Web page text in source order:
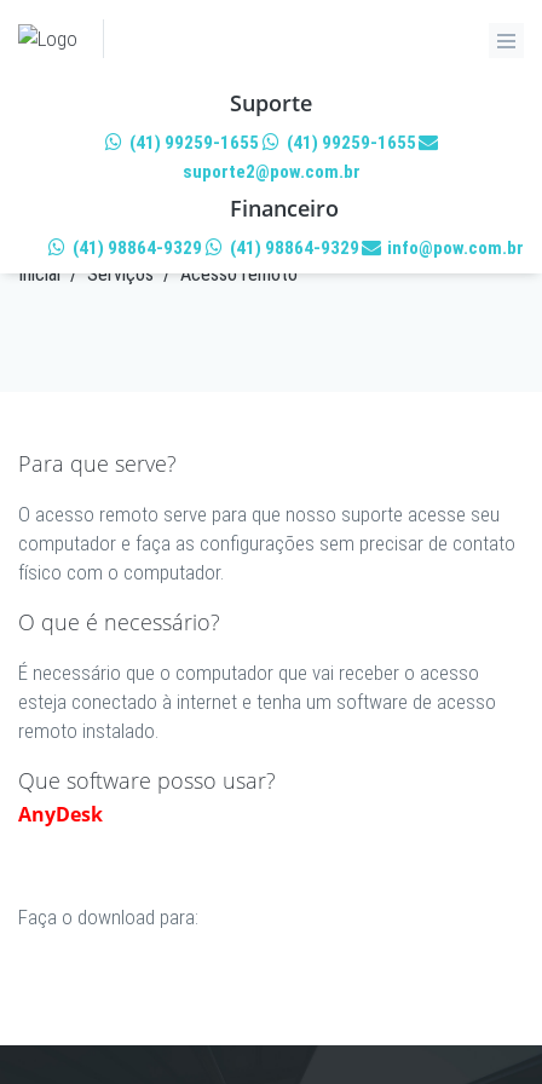
Suporte
(41) 99259-1655
(41) 99259-1655
suporte2@pow.com.br
Financeiro
(41) 98864-9329 (41) 98864-9329 info@pow.com.br
ACESSO REMOTO
Inicial / Serviços / Acesso remoto
Para que serve?
O acesso remoto serve para que nosso suporte acesse seu
computador e faça as configurações sem precisar de contato
físico com o computador.
O que é necessário?
É necessário que o computador que vai receber o acesso
esteja conectado à internet e tenha um software de acesso
remoto instalado.
Que software posso usar?
AnyDesk
Faça o download para: